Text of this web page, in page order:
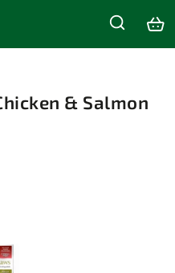
& Salmon